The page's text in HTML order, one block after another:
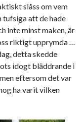
slåss om vem
tufsiga att de hade
inte minst maken, är
riktigt upprymda …
detta skedde
idogt bläddrande i
eftersom det var
ha varit vilken